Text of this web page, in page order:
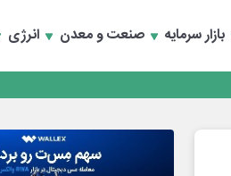
بازار سرمایه صنعت و معدن انرژی